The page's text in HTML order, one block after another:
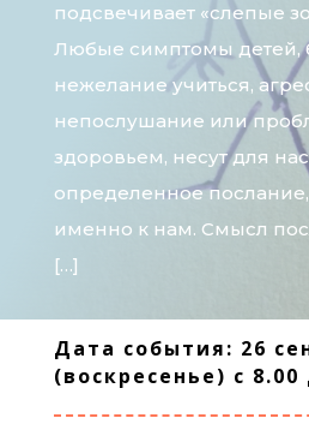
подсвечивает «слепые
Любые симптомы детей,
нежелание учиться,
непослушание или
здоровьем, несут для
определенное
именно к нам. Смысл
[…]
Дата события: 26
(воскресенье) с 8.00